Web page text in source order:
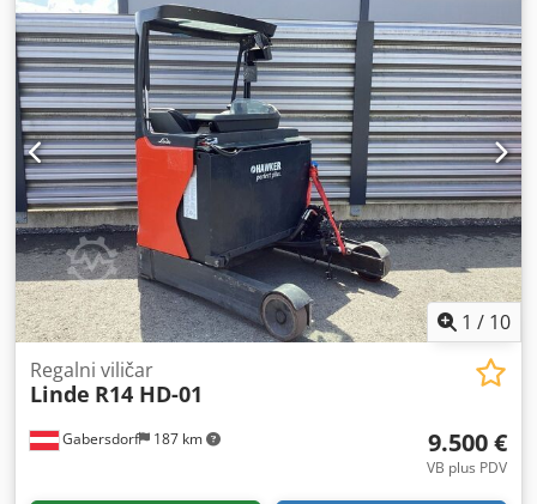
1 / 10
Gabersdorf 187 km
Regalni viličar
Linde R14 HD-01
9.500 €
VB plus PDV